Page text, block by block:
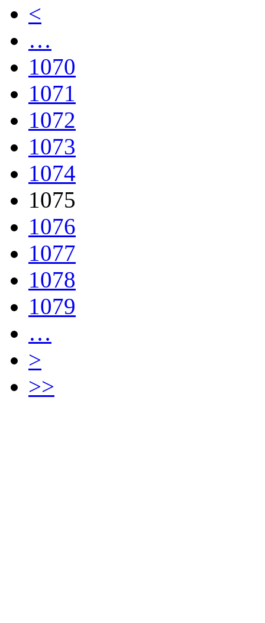
<
…
1070
1071
1072
1073
1074
1075
1076
1077
1078
1079
…
>
>>